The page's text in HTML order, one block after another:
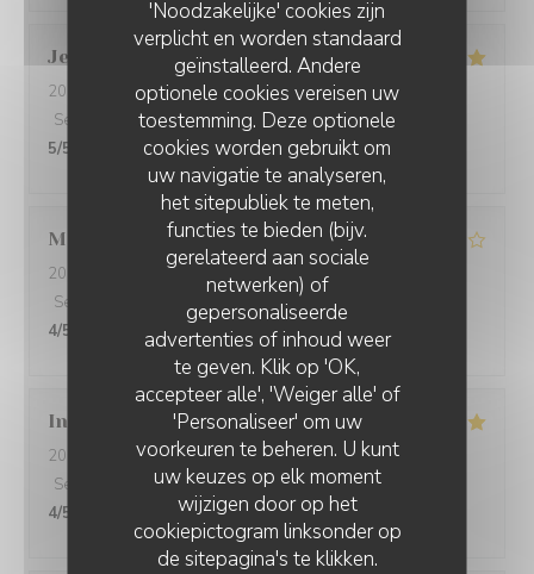
'Noodzakelijke' cookies zijn
verplicht en worden standaard
geïnstalleerd. Andere
optionele cookies vereisen uw
toestemming. Deze optionele
cookies worden gebruikt om
uw navigatie te analyseren,
het sitepubliek te meten,
functies te bieden (bijv.
gerelateerd aan sociale
netwerken) of
gepersonaliseerde
advertenties of inhoud weer
te geven. Klik op 'OK,
accepteer alle', 'Weiger alle' of
'Personaliseer' om uw
voorkeuren te beheren. U kunt
uw keuzes op elk moment
wijzigen door op het
cookiepictogram linksonder op
de sitepagina's te klikken.
Jean Philippe W
2026-07-14 - 19:30 - Gasten 5
Service
/5 Atmosfeer: 5/5 Keuken :5/5 Kwaliteit / Prijs
5/5
Martine
2026-07-01
- 12:30 - Gasten 3
Service
4 Keuken 4 /5
4/5
Ingrid
2026-05-08 - 20:00 - Gasten 4
Service
Atmosfeer:4/5 Keuken : 4/5 Kwaliteit / Prijs
4/5
FRIT'HOUSE